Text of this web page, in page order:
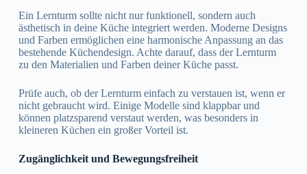
Ein Lernturm sollte nicht nur funktionell, sondern auch
ästhetisch in deine Küche integriert werden. Moderne Designs
und Farben ermöglichen eine harmonische Anpassung an das
bestehende Küchendesign. Achte darauf, dass der Lernturm
zu den Materialien und Farben deiner Küche passt.
Prüfe auch, ob der Lernturm einfach zu verstauen ist, wenn er
nicht gebraucht wird. Einige Modelle sind klappbar und
können platzsparend verstaut werden, was besonders in
kleineren Küchen ein großer Vorteil ist.
Zugänglichkeit und Bewegungsfreiheit